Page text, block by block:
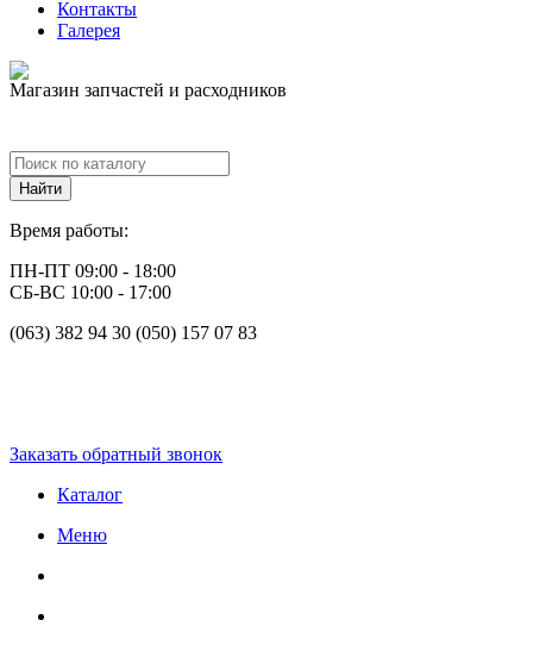
Контакты
Галерея
Магазин запчастей и расходников
Время работы:
ПН-ПТ 09:00 - 18:00
СБ-ВС 10:00 - 17:00
(063) 382 94 30 (050) 157 07 83
Заказать обратный звонок
Каталог
Меню